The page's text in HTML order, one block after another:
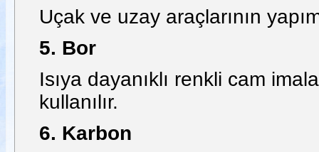
Uçak ve uzay araçlarının
5. Bor
Isıya dayanıklı renkli cam
kullanılır.
6. Karbon